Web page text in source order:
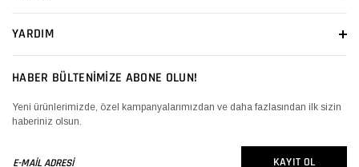
YARDIM
HABER BÜLTENİMİZE ABONE OLUN!
Yeni ürünlerimizde, özel kampanyalarımızdan ve daha fazlasından ilk sizin
haberiniz olsun.
KAYIT OL